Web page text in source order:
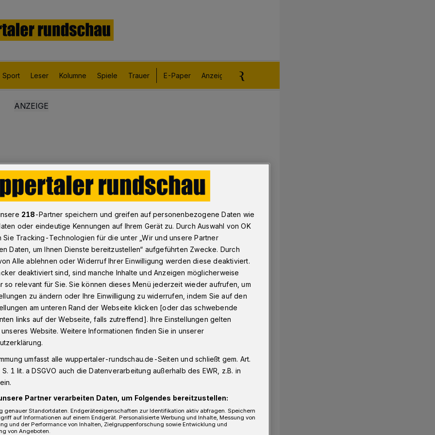
Sport Leser Kolumne Spiele Trauer E-Paper Anzeigen aufgeben
Bahnverkehr in Wuppertal gestoppt​
in Wuppertal
gestoppt
in Wuppertal ist am späten
vorübergehend eingestellt worden.
am Gleis im Bereich Oberbarmen.
218-Partner speichern und greifen auf personenbezogene Daten wie
oder eindeutige Kennungen auf Ihrem Gerät zu. Durch Auswahl von OK
Sie Tracking-Technologien für die unter „Wir und unsere Partner
Daten, um Ihnen Dienste bereitzustellen“ aufgeführten Zwecke. Durch
Alle ablehnen oder Widerruf Ihrer Einwilligung werden diese deaktiviert.
deaktiviert sind, sind manche Inhalte und Anzeigen möglicherweise
so relevant für Sie. Sie können dieses Menü jederzeit wieder aufrufen, um
zu ändern oder Ihre Einwilligung zu widerrufen, indem Sie auf den
am unteren Rand der Webseite klicken [oder das schwebende
links auf der Webseite, falls zutreffend]. Ihre Einstellungen gelten
Website. Weitere Informationen finden Sie in unserer
umfasst alle wuppertaler-rundschau.de-Seiten und schließt gem. Art.
1 lit. a DSGVO auch die Datenverarbeitung außerhalb des EWR, z.B. in
Partner verarbeiten Daten, um Folgendes bereitzustellen:
genauer Standortdaten. Endgeräteeigenschaften zur Identifikation aktiv abfragen. Speichern
auf Informationen auf einem Endgerät. Personalisierte Werbung und Inhalte, Messung von
und der Performance von Inhalten, Zielgruppenforschung sowie Entwicklung und
von Angeboten.